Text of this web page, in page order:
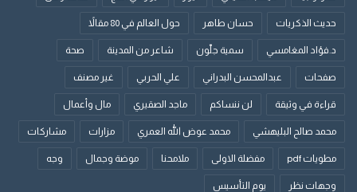
حديث الذكريات حسان طاهر حول العالم في 80 مقالاً
د.فؤاد المغامسي سمية جلّون شاعر من المدينة صحة
صفحات عبدالمحسن البدراني علي الحربي غير مصنف
قراءة في وثيقة لن ننساكم ماجد الصقيري مال وأعمال
محمد صالح البليهشي محمد عوض الله العمري مزارات مشاركات
مطويات pdf مفضلة الاولى ملامحنا موضة وجمال وجه
وجهات نظر يوم التأسيس